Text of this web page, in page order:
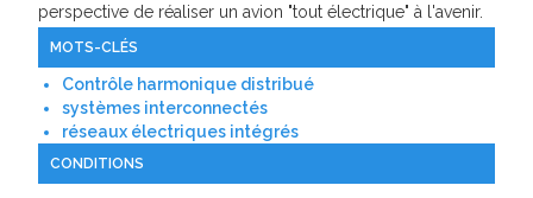
perspective de réaliser un avion "tout électrique" à l'avenir.
MOTS-CLÉS
Contrôle harmonique distribué
systèmes interconnectés
réseaux électriques intégrés
CONDITIONS